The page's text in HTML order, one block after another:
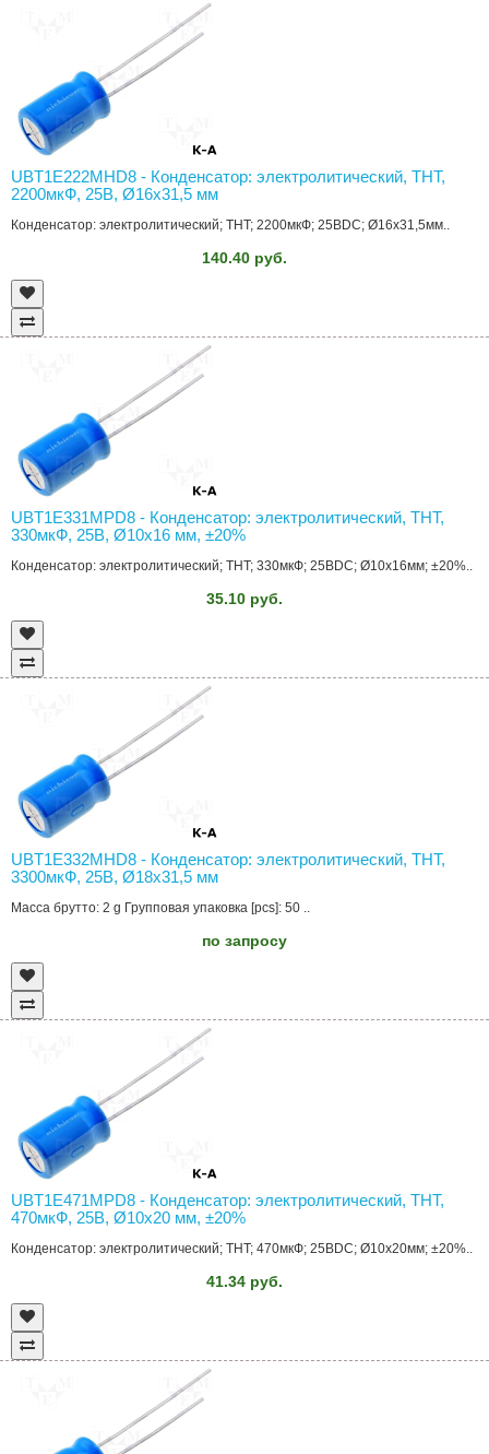
UBT1E222MHD8 - Конденсатор: электролитический, THT,
2200мкФ, 25В, Ø16x31,5 мм
Конденсатор: электролитический; THT; 2200мкФ; 25ВDC; Ø16x31,5мм..
140.40 руб.
UBT1E331MPD8 - Конденсатор: электролитический, THT,
330мкФ, 25В, Ø10x16 мм, ±20%
Конденсатор: электролитический; THT; 330мкФ; 25ВDC; Ø10x16мм; ±20%..
35.10 руб.
UBT1E332MHD8 - Конденсатор: электролитический, THT,
3300мкФ, 25В, Ø18x31,5 мм
Масса брутто: 2 g Групповая упаковка [pcs]: 50 ..
по запросу
UBT1E471MPD8 - Конденсатор: электролитический, THT,
470мкФ, 25В, Ø10x20 мм, ±20%
Конденсатор: электролитический; THT; 470мкФ; 25ВDC; Ø10x20мм; ±20%..
41.34 руб.